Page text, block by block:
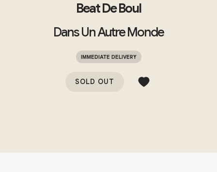
Beat De Boul
Dans Un Autre Monde
IMMEDIATE DELIVERY
SOLD OUT